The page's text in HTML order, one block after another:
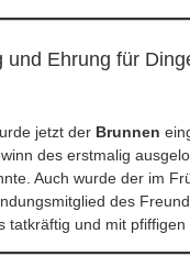
und Ehrung für
jetzt der Brunnen
des erstmalig
Auch wurde der im
des
tatkräftig und mit